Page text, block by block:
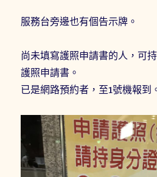
服務台旁邊也有個告示牌。
尚未填寫護照申請書的人，可
護照申請書。
已是網路預約者，至1號機報到